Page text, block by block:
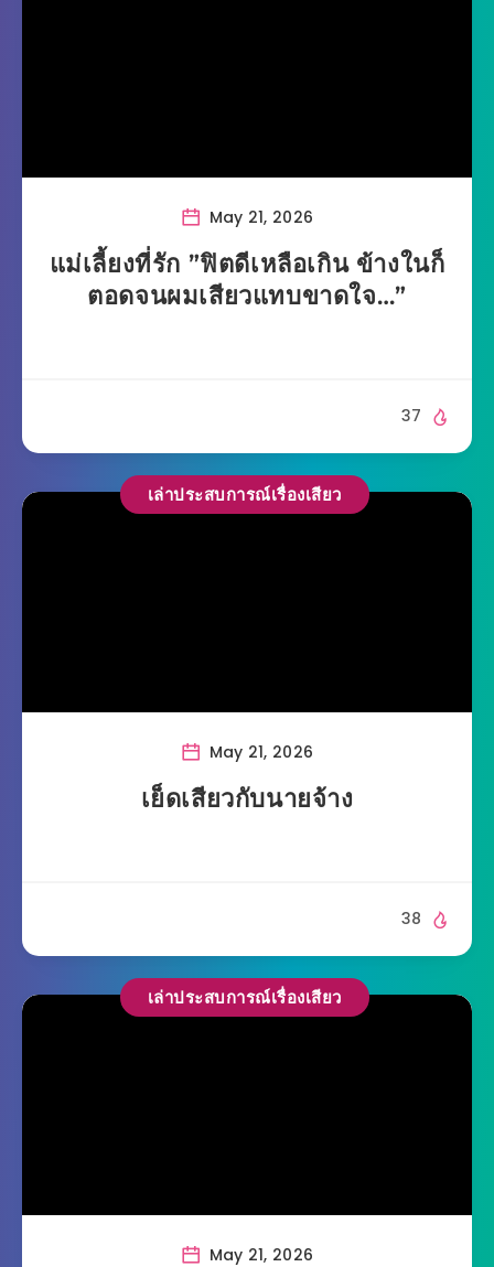
May 21, 2026
แม่เลี้ยงที่รัก ”ฟิตดีเหลือเกิน ข้างในก็
ตอดจนผมเสียวแทบขาดใจ…”
37
เล่าประสบการณ์เรื่องเสียว
May 21, 2026
เย็ดเสียวกับนายจ้าง
38
เล่าประสบการณ์เรื่องเสียว
May 21, 2026